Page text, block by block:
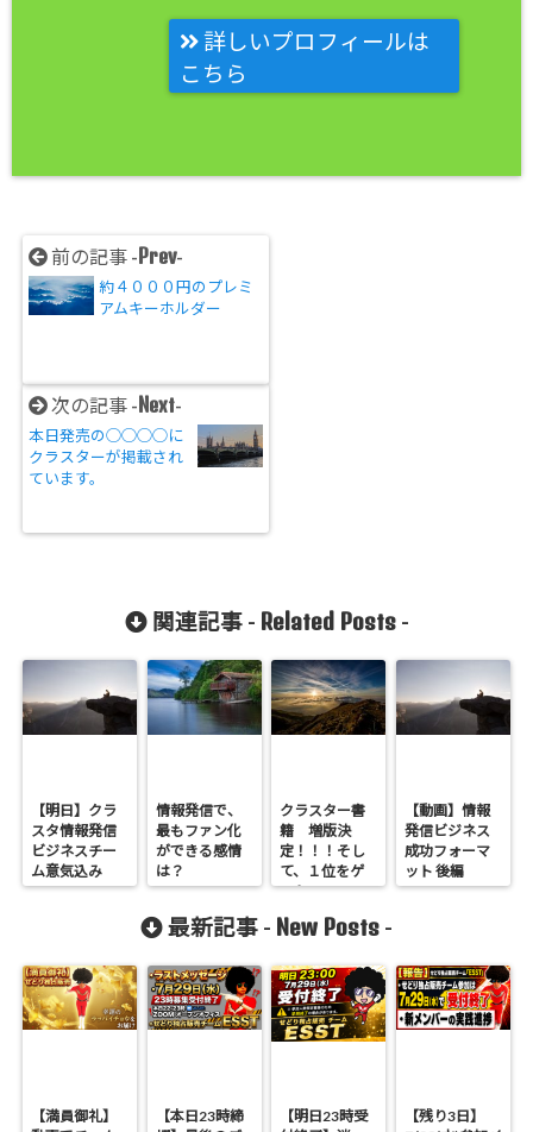
詳しいプロフィールは
こちら
前の記事 -Prev-
約４０００円のプレミ
アムキーホルダー
次の記事 -Next-
本日発売の◯◯◯◯に
クラスターが掲載され
ています。
関連記事 - Related Posts-
【明日】クラ
スタ情報発信
ビジネスチー
ム意気込み
情報発信で、
最もファン化
ができる感情
は？
クラスター書
籍 増版決
定！！！そし
て、１位をゲ
ット。
【動画】情報
発信ビジネス
成功フォーマ
ット 後編
最新記事 - New Posts -
【満員御礼】
【本日23時締
【明日23時受
【残り3日】